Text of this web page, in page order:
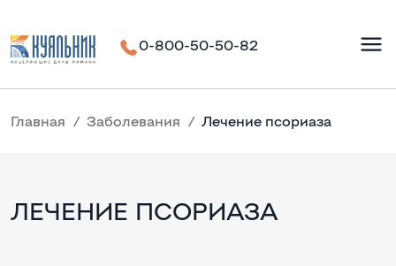
0-800-50-50-82
Главная Заболевания Лечение псориаза
ЛЕЧЕНИЕ ПСОРИАЗА